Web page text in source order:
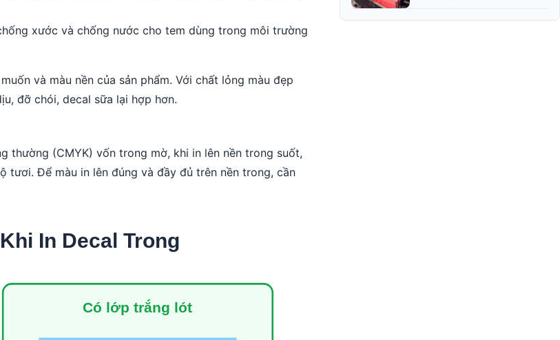
xước và chống nước cho tem dùng trong môi trường
và màu nền của sản phẩm. Với chất lỏng màu đẹp
đỡ chói, decal sữa lại hợp hơn.
thường (CMYK) vốn trong mờ, khi in lên nền trong suốt,
tươi. Để màu in lên đúng và đầy đủ trên nền trong, cần